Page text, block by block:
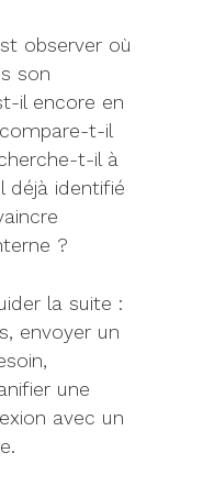
observer où
son
il encore en
t-il
t-il à
déjà identifié
?
la suite :
envoyer un
une
avec un